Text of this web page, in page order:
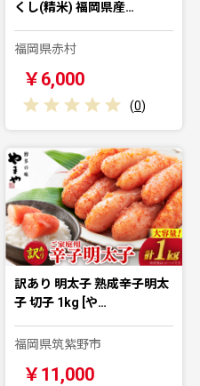
くし(精米) 福岡県産…
福岡県赤村
￥6,000
(0)
訳あり 明太子 熟成辛子明太
子 切子 1kg [や…
福岡県筑紫野市
￥11,000